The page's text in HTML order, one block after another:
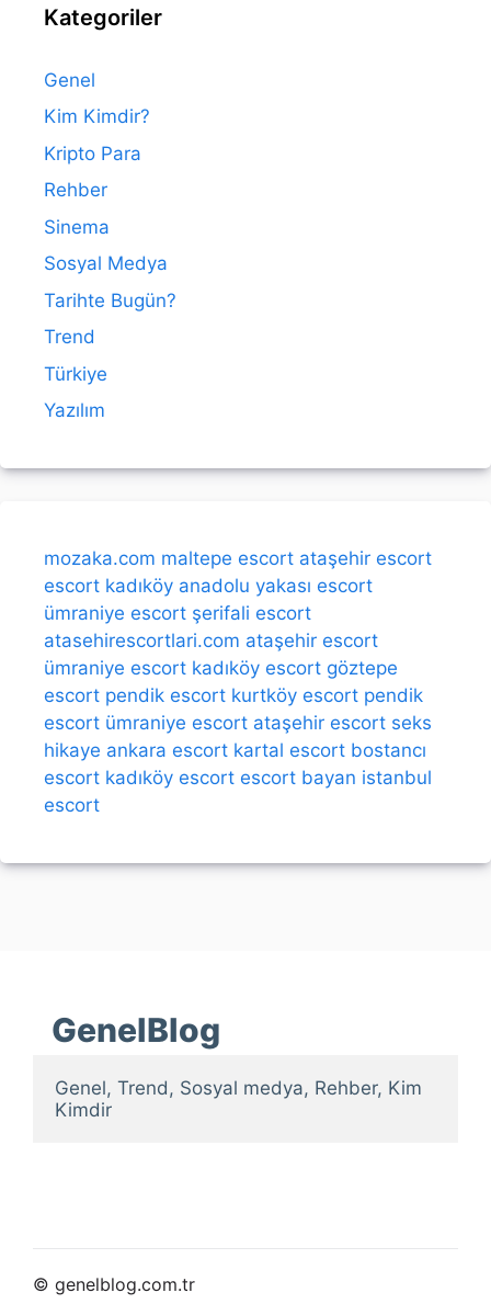
Kategoriler
Genel
Kim Kimdir?
Kripto Para
Rehber
Sinema
Sosyal Medya
Tarihte Bugün?
Trend
Türkiye
Yazılım
mozaka.com maltepe escort ataşehir escort
escort kadıköy anadolu yakası escort
ümraniye escort şerifali escort
atasehirescortlari.com ataşehir escort
ümraniye escort kadıköy escort göztepe
escort pendik escort kurtköy escort pendik
escort ümraniye escort ataşehir escort seks
hikaye ankara escort kartal escort bostancı
escort kadıköy escort escort bayan istanbul
escort
GenelBlog
Genel, Trend, Sosyal medya, Rehber, Kim
Kimdir
© genelblog.com.tr